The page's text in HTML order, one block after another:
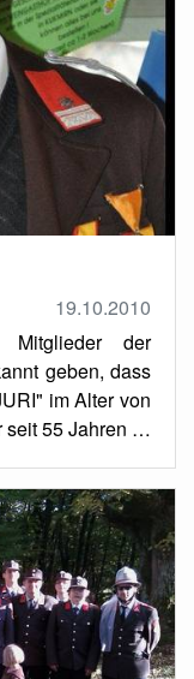
19.10.2010
der
geben, dass
im Alter von
seit 55 Jahren …